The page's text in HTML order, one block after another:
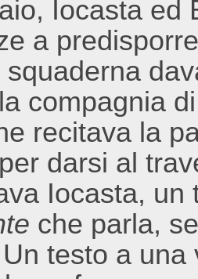
Iocasta ed
a
compagnia
recitava la
per darsi al
Iocasta, un
che parla,
testo a